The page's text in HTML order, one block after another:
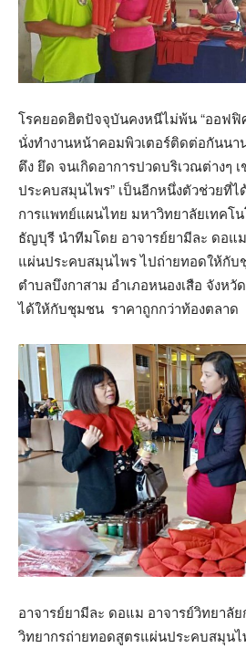
โรคยอดฮิตปัจจุบันคงหนีไม่พ้น “ออฟฟิ
นั่งทำงานหน้าคอมพิวเตอร์ติดต่อกันนา
ตึง ยึด จนเกิดอาการปวดบริเวณต่างๆ
ประคบสมุนไพร” เป็นอีกหนึ่งตัวช่วยที่
การแพทย์แผนไทย มหาวิทยาลัยเทคโ
ธัญบุรี นำทีมโดย อาจารย์ยามีละ ดอแ
แผ่นประคบสมุนไพร ไปถ่ายทอดให้กั
ตำบลบึงกาสาม อำเภอหนองเสือ จังหวั
ได้ให้กับชุมชน ราคาถูกกว่าท้องตลาด
อาจารย์ยามีละ ดอแม อาจารย์วิทยาลั
วิทยากรถ่ายทอดสูตรแผ่นประคบสมุนไ